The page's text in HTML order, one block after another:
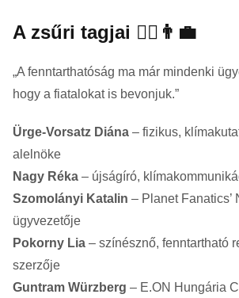
A zsűri tagjai 👩‍⚕️👨‍💼
„A fenntarthatóság ma már mindenki
hogy a fiatalokat is bevonjuk.”
Ürge-Vorsatz Diána – fizikus,
alelnöke
Nagy Réka – újságíró,
Szomolányi Katalin – Planet Fanatics’
ügyvezetője
Pokorny Lia – színésznő, fenntartható
szerzője
Guntram Würzberg – E.ON Hungária